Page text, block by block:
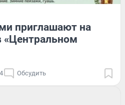
приглашают на
«Центральном
Обсудить